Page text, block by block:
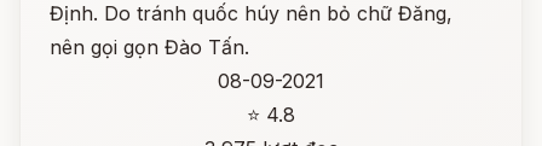
Định. Do tránh quốc húy nên bỏ chữ Đăng,
nên gọi gọn Đào Tấn.
08-09-2021
⭐ 4.8